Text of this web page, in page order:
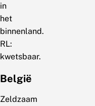
in
het
binnenland.
RL:
kwetsbaar.
België
Zeldzaam